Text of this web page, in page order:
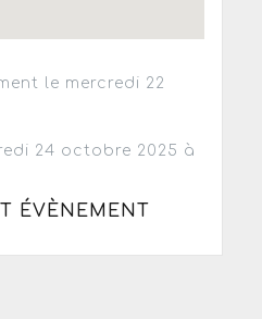
le mercredi 22
24 octobre 2025 à
ÉVÈNEMENT